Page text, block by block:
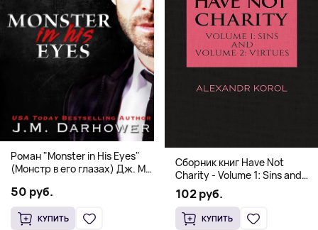
Роман "Monster in His Eyes"
(Монстр в его глазах) Дж. М.
18+
50 руб.
КУПИТЬ
Сборник книг Have Not
Charity - Volume 1: Sins and
Volume 2: Virtues
102 руб.
КУПИТЬ